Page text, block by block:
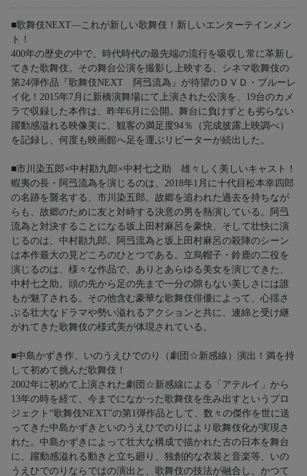
■歌舞伎NEXT―これが新しい歌舞伎！新しいエンターテインメン
ト！
400年の歴史の中で、時代時代の最先端の流行を吸収し常に革新し
てきた歌舞伎。その舞台公演を撮影し上映する、シネマ歌舞伎の
第24弾作品『歌舞伎NEXT 阿弖流為』が待望のＤＶＤ・ブルーレ
イ化！2015年7月に新橋演舞場にて上演された公演を、19台のカメ
ラで収録した本作は、昨年6月に公開。舞台に負けずとも劣らない
躍動感溢れる映像美に、観客の満足度94％（完成披露上映調べ）
を記録し、何度も映画館へ足を運ぶリピーターが続出した。
■市川染五郎×中村勘九郎×中村七之助 雄々しく美しいキャスト！
蝦夷の長・阿弖流為を演じるのは、2018年1月に十代目松本幸四郎
の名跡を襲名する、市川染五郎。故郷を追われた過去を持ちなが
らも、故郷のために友と対峙する決意の男を熱演している。阿弖
流為と対決することになる坂上田村麻呂を豪快、そして壮快に演
じるのは、中村勘九郎。阿弖流為と坂上田村麻呂の殺陣のシーン
は本作最大の見どころのひとつである。立烏帽子・鈴鹿の二役を
演じるのは、様々な作品で、ありとあらゆる美女を演じてきた、
中村七之助。頭の先から足の先まで一分の隙もない美しさには誰
もが魅了される。その他含む豪華な歌舞伎俳優によって、心揺さ
ぶる壮大なドラマや勢い溢れるアクションと共に、連綿と受け継
がれてきた歌舞伎の様式美が体現されている。
■中島かずき作、いのうえひでのり（劇団☆新感線）演出！満を持
して初めて挑んだ歌舞伎！
2002年に初めて上演された劇団☆新感線による「アテルイ」から
13年の時を経て、今までになかった歌舞伎を生み出すというプロ
ジェクト“歌舞伎NEXT”の第1弾作品として、数々の傑作を世に送
ってきた中島かずきといのうえひでのりにより歌舞伎化が実現さ
れた。中島かずきによって壮大な構成で描かれた古の日本を舞台
に、躍動感溢れる動きと立ち廻り、独創的な衣装と音楽等、いの
うえひでのりならではの演出と、歌舞伎の技法が融合し、かつて